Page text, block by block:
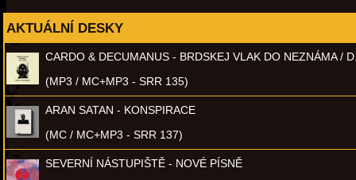
AKTUÁLNÍ DESKY
CARDO & DECUMANUS - BRDSKEJ VLAK DO NEZNÁMA /
(MP3 / MC+MP3 - SRR 135)
ARAN SATAN - KONSPIRACE
(MC / MC+MP3 - SRR 137)
SEVERNÍ NÁSTUPIŠTĚ - NOVÉ PÍSNĚ